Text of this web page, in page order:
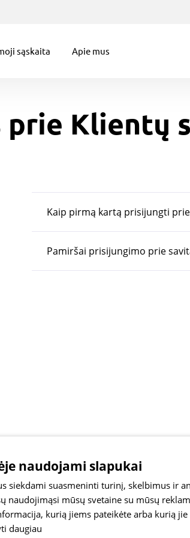
sąskaita Apie mus
prie Klientų
Kaip pirmą kartą prisijungti
Pamiršai prisijungimo prie
naudojami slapukai
siekdami suasmeninti turinį, skelbimus ir
naudojimąsi mūsų svetaine su mūsų
kurią jiems pateikėte arba kurią
daugiau